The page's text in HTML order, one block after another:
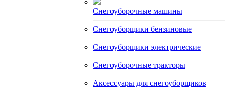
Снегоуборочные машины
Снегоуборщики бензиновые
Снегоуборщики электрические
Снегоуборочные тракторы
Аксессуары для снегоуборщиков